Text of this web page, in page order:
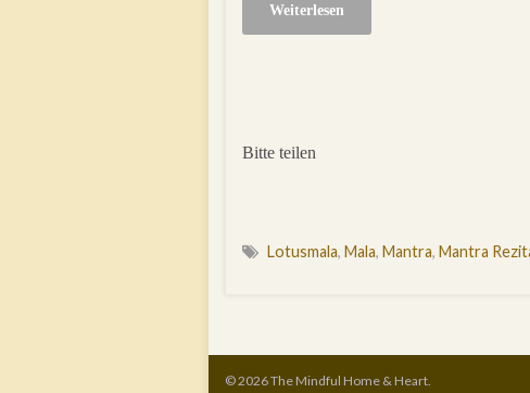
Weiterlesen
Bitte teilen
Lotusmala, Mala, Mantra, Mantra
© 2026 The Mindful Home & Heart.